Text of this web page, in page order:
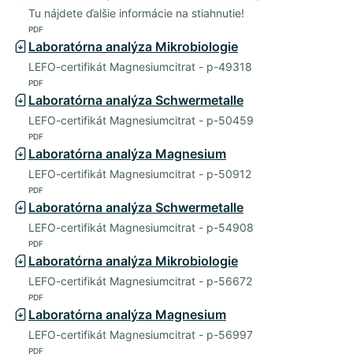
Tu nájdete ďalšie informácie na stiahnutie!
PDF
Laboratórna analýza Mikrobiologie
LEFO-certifikát Magnesiumcitrat - p-49318
PDF
Laboratórna analýza Schwermetalle
LEFO-certifikát Magnesiumcitrat - p-50459
PDF
Laboratórna analýza Magnesium
LEFO-certifikát Magnesiumcitrat - p-50912
PDF
Laboratórna analýza Schwermetalle
LEFO-certifikát Magnesiumcitrat - p-54908
PDF
Laboratórna analýza Mikrobiologie
LEFO-certifikát Magnesiumcitrat - p-56672
PDF
Laboratórna analýza Magnesium
LEFO-certifikát Magnesiumcitrat - p-56997
PDF